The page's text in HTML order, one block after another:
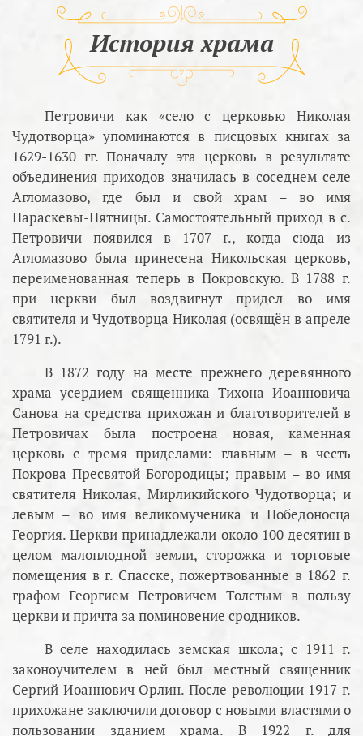
История храма
Петровичи как «село с церковью Николая
Чудотворца» упоминаются в писцовых книгах за
1629-1630 гг. Поначалу эта церковь в результате
объединения приходов значилась в соседнем селе
Агломазово, где был и свой храм – во имя
Параскевы-Пятницы. Самостоятельный приход в с.
Петровичи появился в 1707 г., когда сюда из
Агломазово была принесена Никольская церковь,
переименованная теперь в Покровскую. В 1788 г.
при церкви был воздвигнут придел во имя
святителя и Чудотворца Николая (освящён в апреле
1791 г.).
В 1872 году на месте прежнего деревянного
храма усердием священника Тихона Иоанновича
Санова на средства прихожан и благотворителей в
Петровичах была построена новая, каменная
церковь с тремя приделами: главным – в честь
Покрова Пресвятой Богородицы; правым – во имя
святителя Николая, Мирликийского Чудотворца; и
левым – во имя великомученика и Победоносца
Георгия. Церкви принадлежали около 100 десятин в
целом малоплодной земли, сторожка и торговые
помещения в г. Спасске, пожертвованные в 1862 г.
графом Георгием Петровичем Толстым в пользу
церкви и причта за поминовение сродников.
В селе находилась земская школа; с 1911 г.
законоучителем в ней был местный священник
Сергий Иоаннович Орлин. После революции 1917 г.
прихожане заключили договор с новыми властями о
пользовании зданием храма. В 1922 г. для